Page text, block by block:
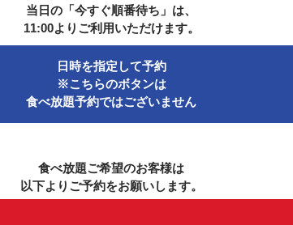
当日の「今すぐ順番待ち」は、
11:00よりご利用いただけます。
日時を指定して予約
※こちらのボタンは
食べ放題予約ではございません
食べ放題ご希望のお客様は
以下よりご予約をお願いします。